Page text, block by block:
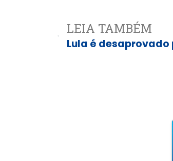
LEIA TAMBÉM